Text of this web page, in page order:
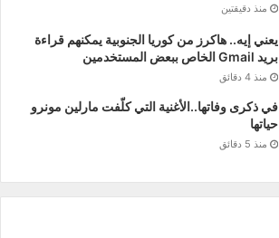
منذ دقيقتين
يعني إيه.. هاكرز من كوريا الجنوبية يمكنهم قراءة
بريد Gmail الخاص ببعض المستخدمين
منذ 4 دقائق
في ذكرى وفاتها..الأغنية التي كلّفت مارلين مونرو
حياتها
منذ 5 دقائق